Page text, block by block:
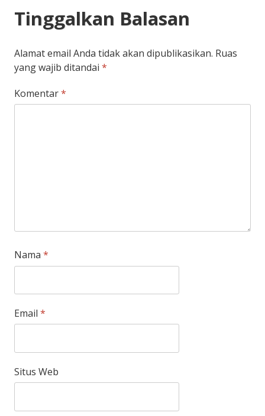
Tinggalkan Balasan
Alamat email Anda tidak akan dipublikasikan. Ruas
yang wajib ditandai *
Komentar*
Nama *
Email *
Situs Web